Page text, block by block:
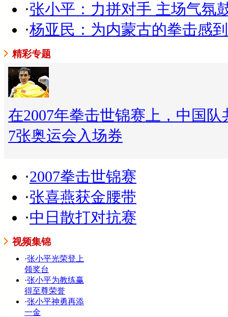
·张小平：力拼对手 主场气氛
·杨亚民：为内蒙古的拳击感
精彩专题
在2007年拳击世锦赛上，中国
7张奥运会入场券
·2007拳击世锦赛
·张喜燕获金腰带
·中日散打对抗赛
视频集锦
·张小平光荣登上
领奖台
·张小平为教练赢
得至尊荣誉
·张小平神勇再添
一金